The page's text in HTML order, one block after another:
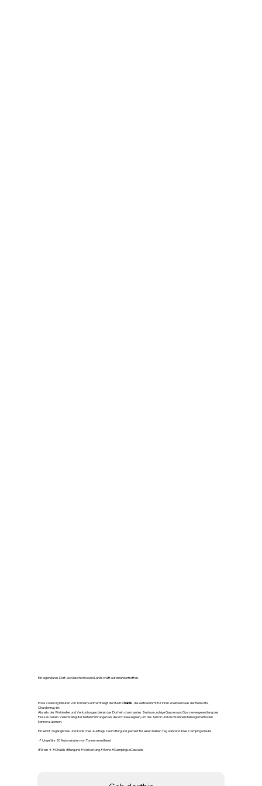
Ein legendäres Dorf, wo Geschichte und Landschaft aufeinandertreffen.
Etwa zwanzig Minuten von Tonnerre entfernt liegt die StadtChablis , die weltberühmt für ihren Weißwein aus der Rebsorte
Chardonnay ist.
Abseits der Weinkeller und Verkostungen bietet das Dorf ein charmantes Zentrum, ruhige Gassen und Spazierwege entlang des
Flusses Serein. Viele Weingüter bieten Führungen an, die sich ideal eignen, um das Terroir und die Weinherstellungsmethoden
kennenzulernen.
Ein leicht zugängliches und ikonisches Ausflugsziel im Burgund, perfekt für einen halben Tag während Ihres Campingurlaubs.
📍 Ungefähr 20 Autominuten von Tonnerre entfernt
#Wein 🍷 #Chablis #Burgund #Verkostung #Yonne #CampingLaCascade